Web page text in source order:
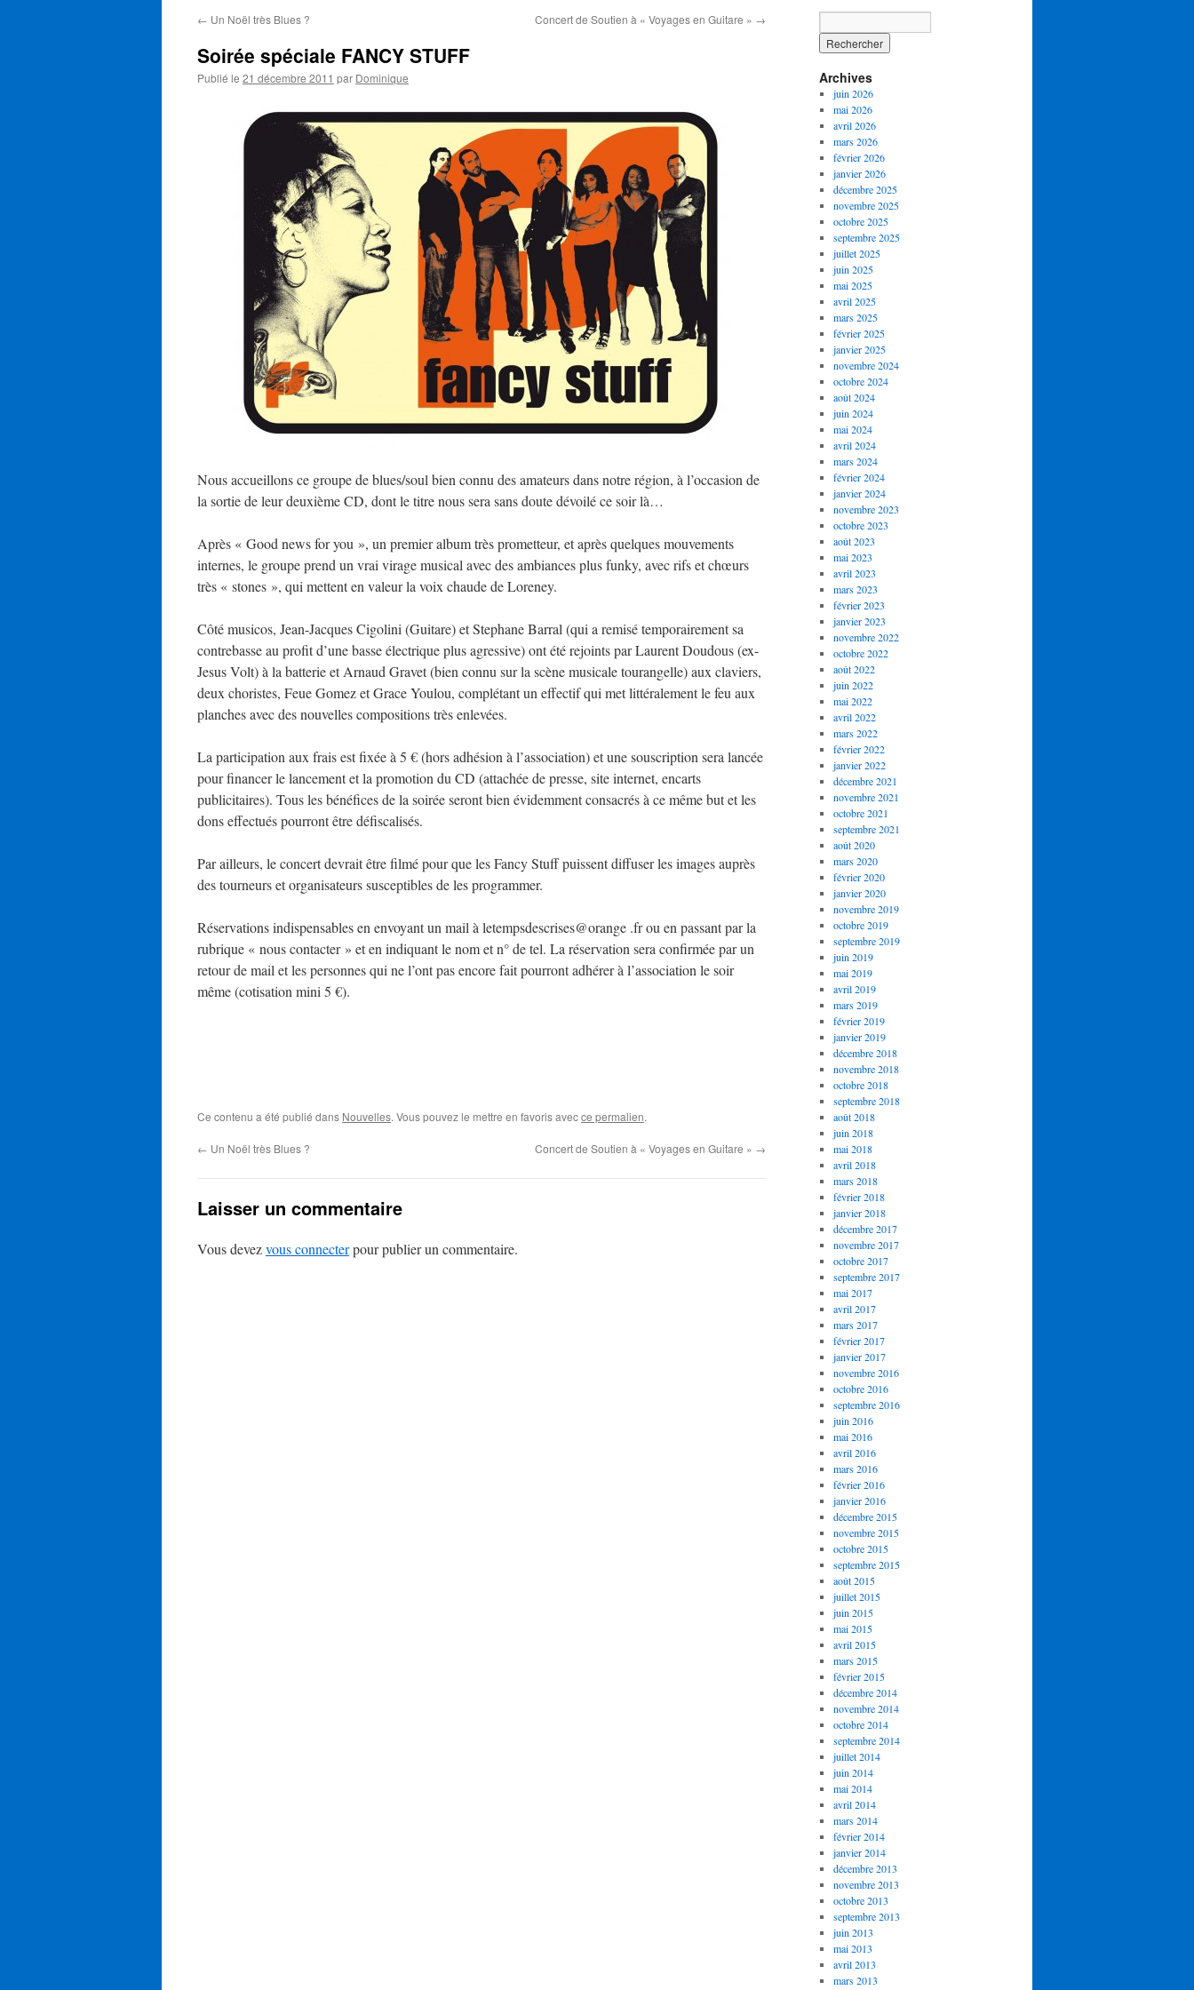
← Un Noël très Blues ? Concert de Soutien à « Voyages en Guitare » →
Soirée spéciale FANCY STUFF
Publié le 21 décembre 2011 par Dominique
Nous accueillons ce groupe de blues/soul bien connu des amateurs dans notre région, à l’occasion de
la sortie de leur deuxième CD, dont le titre nous sera sans doute dévoilé ce soir là…
Après « Good news for you », un premier album très prometteur, et après quelques mouvements
internes, le groupe prend un vrai virage musical avec des ambiances plus funky, avec rifs et chœurs
très « stones », qui mettent en valeur la voix chaude de Loreney.
Côté musicos, Jean-Jacques Cigolini (Guitare) et Stephane Barral (qui a remisé temporairement sa
contrebasse au profit d’une basse électrique plus agressive) ont été rejoints par Laurent Doudous (ex-
Jesus Volt) à la batterie et Arnaud Gravet (bien connu sur la scène musicale tourangelle) aux claviers,
deux choristes, Feue Gomez et Grace Youlou, complétant un effectif qui met littéralement le feu aux
planches avec des nouvelles compositions très enlevées.
La participation aux frais est fixée à 5 € (hors adhésion à l’association) et une souscription sera lancée
pour financer le lancement et la promotion du CD (attachée de presse, site internet, encarts
publicitaires). Tous les bénéfices de la soirée seront bien évidemment consacrés à ce même but et les
dons effectués pourront être défiscalisés.
Par ailleurs, le concert devrait être filmé pour que les Fancy Stuff puissent diffuser les images auprès
des tourneurs et organisateurs susceptibles de les programmer.
Réservations indispensables en envoyant un mail à letempsdescrises@orange .fr ou en passant par la
rubrique « nous contacter » et en indiquant le nom et n° de tel. La réservation sera confirmée par un
retour de mail et les personnes qui ne l’ont pas encore fait pourront adhérer à l’association le soir
même (cotisation mini 5 €).
Ce contenu a été publié dans Nouvelles. Vous pouvez le mettre en favoris avecce permalien.
← Un Noël très Blues ? Concert de Soutien à « Voyages en Guitare » →
Laisser un commentaire
Vous devezvous connecterpour publier un commentaire.
Archives
juin 2026
mai 2026
avril 2026
mars 2026
février 2026
janvier 2026
décembre 2025
novembre 2025
octobre 2025
septembre 2025
juillet 2025
juin 2025
mai 2025
avril 2025
mars 2025
février 2025
janvier 2025
novembre 2024
octobre 2024
août 2024
juin 2024
mai 2024
avril 2024
mars 2024
février 2024
janvier 2024
novembre 2023
octobre 2023
août 2023
mai 2023
avril 2023
mars 2023
février 2023
janvier 2023
novembre 2022
octobre 2022
août 2022
juin 2022
mai 2022
avril 2022
mars 2022
février 2022
janvier 2022
décembre 2021
novembre 2021
octobre 2021
septembre 2021
août 2020
mars 2020
février 2020
janvier 2020
novembre 2019
octobre 2019
septembre 2019
juin 2019
mai 2019
avril 2019
mars 2019
février 2019
janvier 2019
décembre 2018
novembre 2018
octobre 2018
septembre 2018
août 2018
juin 2018
mai 2018
avril 2018
mars 2018
février 2018
janvier 2018
décembre 2017
novembre 2017
octobre 2017
septembre 2017
mai 2017
avril 2017
mars 2017
février 2017
janvier 2017
novembre 2016
octobre 2016
septembre 2016
juin 2016
mai 2016
avril 2016
mars 2016
février 2016
janvier 2016
décembre 2015
novembre 2015
octobre 2015
septembre 2015
août 2015
juillet 2015
juin 2015
mai 2015
avril 2015
mars 2015
février 2015
décembre 2014
novembre 2014
octobre 2014
septembre 2014
juillet 2014
juin 2014
mai 2014
avril 2014
mars 2014
février 2014
janvier 2014
décembre 2013
novembre 2013
octobre 2013
septembre 2013
juin 2013
mai 2013
avril 2013
mars 2013